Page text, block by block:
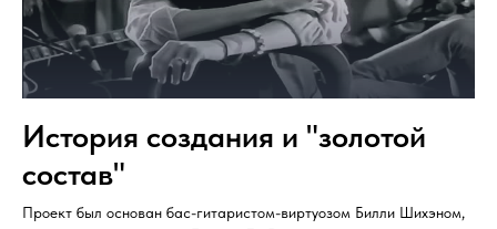
История создания и "золотой
состав"
Проект был основан бас-гитаристом-виртуозом Билли Шихэном,